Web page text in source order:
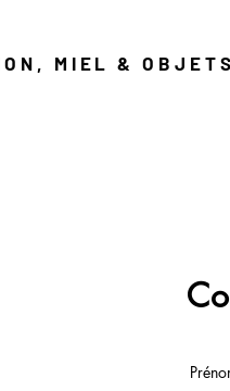
MIEL &